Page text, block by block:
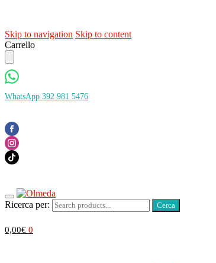
Skip to navigation Skip to content
Carrello
WhatsApp 392 981 5476
Ricerca per:
0,00€ 0